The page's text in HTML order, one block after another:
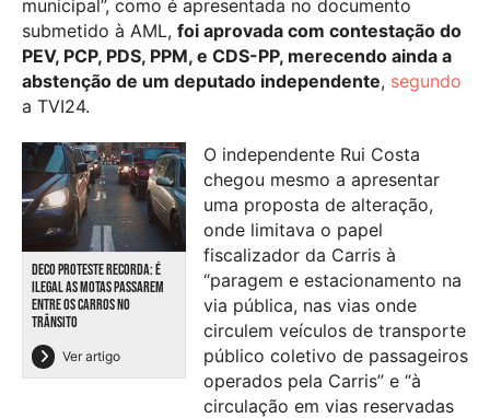
municipal”, como é apresentada no documento
submetido à AML, foi aprovada com contestação do
PEV, PCP, PDS, PPM, e CDS-PP, merecendo ainda a
abstenção de um deputado independente, segundo
a TVI24.
DECO PROTESTE RECORDA: É
ILEGAL AS MOTAS PASSAREM
ENTRE OS CARROS NO
TRÂNSITO
Ver artigo
O independente Rui Costa
chegou mesmo a apresentar
uma proposta de alteração,
onde limitava o papel
fiscalizador da Carris à
“paragem e estacionamento na
via pública, nas vias onde
circulem veículos de transporte
público coletivo de passageiros
operados pela Carris” e “à
circulação em vias reservadas